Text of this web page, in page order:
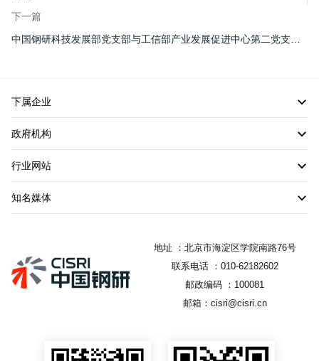
下一篇
下属企业
政府机构
行业网站
知名媒体
地址 ：北京市海淀区学院南路76号
联系电话 ：010-62182602
邮政编码 ：100081
邮箱：cisri@cisri.cn